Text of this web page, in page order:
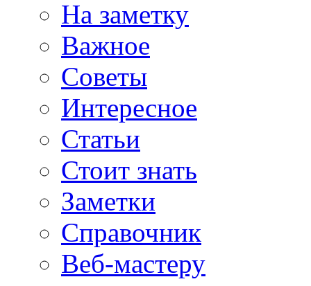
На заметку
Важное
Советы
Интересное
Статьи
Стоит знать
Заметки
Справочник
Веб-мастеру